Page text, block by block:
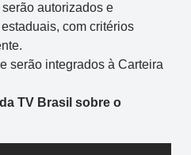
autorizados e
com critérios
serão integrados à Carteira
TV Brasil sobre o